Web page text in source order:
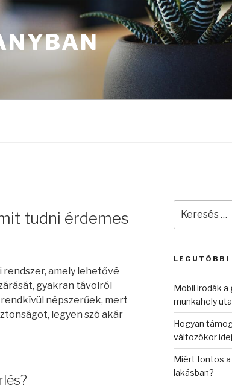
tudni érdemes
amely lehetővé
gyakran távolról
népszerűek, mert
legyen szó akár
következő
LEGUTÓBBI
Mobil irodák a
munkahely
Hogyan
változókor
Miért fontos
lakásban?